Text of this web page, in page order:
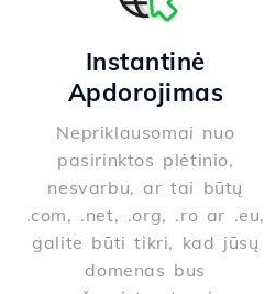
Instantinė
Apdorojimas
Nepriklausomai nuo
pasirinktos plėtinio,
nesvarbu, ar tai būtų
.com, .net, .org, .ro ar .eu,
galite būti tikri, kad jūsų
domenas bus